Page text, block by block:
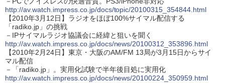
http://av.watch.impress.co.jp/docs/topic/20100315_354844.html
【2010年3月12日】ラジオをほぼ100%サイマル配信する
「radiko.jp」の挑戦
－IPサイマルラジオ協議会に経緯と狙いを聞く
http://av.watch.impress.co.jp/docs/news/20100312_353896.html
【2010年2月24日】東京・大阪のAM/FM 13局が3月15日からサイ
マル配信
－「radiko.jp」。実用化試験で半年後目処に実用化
http://av.watch.impress.co.jp/docs/news/20100224_350959.html